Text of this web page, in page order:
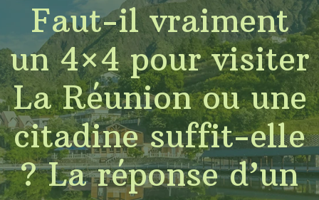
Faut-il vraiment
un 4×4 pour visiter
La Réunion ou une
citadine suffit-elle
? La réponse d’un